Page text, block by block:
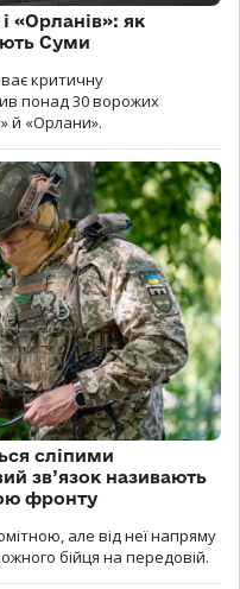
«Орланів»: як
Суми
критичну
понад 30 ворожих
й «Орлани».
сліпими
зв’язок називають
фронту
але від неї напряму
бійця на передовій.